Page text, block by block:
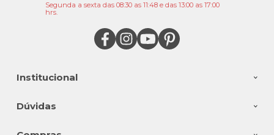
Institucional
Dúvidas
Segunda a sexta das 08:30 as 11:48 e das 13:00 as 17:00
hrs.